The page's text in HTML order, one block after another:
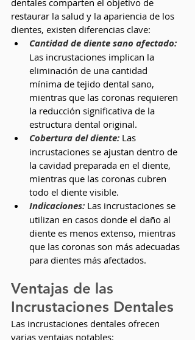
restaurar la salud y la apariencia de los
dientes, existen diferencias clave:
Cantidad de diente sano afectado:
Las incrustaciones implican la
eliminación de una cantidad
mínima de tejido dental sano,
mientras que las coronas requieren
la reducción significativa de la
estructura dental original.
Cobertura del diente: Las
incrustaciones se ajustan dentro de
la cavidad preparada en el diente,
mientras que las coronas cubren
todo el diente visible.
Indicaciones: Las incrustaciones se
utilizan en casos donde el daño al
diente es menos extenso, mientras
que las coronas son más adecuadas
para dientes más afectados.
Ventajas de las
Incrustaciones Dentales
Las incrustaciones dentales ofrecen
varias ventajas notables: